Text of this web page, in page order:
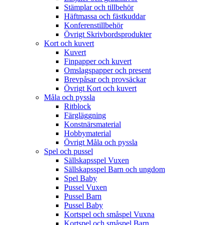
Stämplar och tillbehör
Häftmassa och fästkuddar
Konferenstillbehör
Övrigt Skrivbordsprodukter
Kort och kuvert
Kuvert
Finpapper och kuvert
Omslagspapper och present
Brevpåsar och provsäckar
Övrigt Kort och kuvert
Måla och pyssla
Ritblock
Färgläggning
Konstnärsmaterial
Hobbymaterial
Övrigt Måla och pyssla
Spel och pussel
Sällskapsspel Vuxen
Sällskapsspel Barn och ungdom
Spel Baby
Pussel Vuxen
Pussel Barn
Pussel Baby
Kortspel och småspel Vuxna
Kortspel och småspel Barn